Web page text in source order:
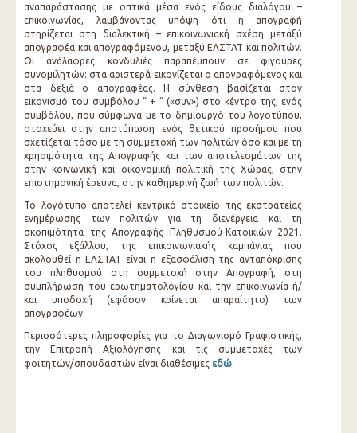
αναπαράστασης με οπτικά μέσα ενός είδους διαλόγου –
επικοινωνίας, λαμβάνοντας υπόψη ότι η απογραφή
στηρίζεται στη διαλεκτική – επικοινωνιακή σχέση μεταξύ
απογραφέα και απογραφόμενου, μεταξύ ΕΛΣΤΑΤ και πολιτών.
Οι ανάλαφρες κονδυλιές παραπέμπουν σε φιγούρες
συνομιλητών: στα αριστερά εικονίζεται ο απογραφόμενος και
στα δεξιά ο απογραφέας. Η σύνθεση βασίζεται στον
εικονισμό του συμβόλου “ + “ («συν») στο κέντρο της, ενός
συμβόλου, που σύμφωνα με το δημιουργό του λογοτύπου,
στοχεύει στην αποτύπωση ενός θετικού προσήμου που
σχετίζεται τόσο με τη συμμετοχή των πολιτών όσο και με τη
χρησιμότητα της Απογραφής και των αποτελεσμάτων της
στην κοινωνική και οικονομική πολιτική της Χώρας, στην
επιστημονική έρευνα, στην καθημερινή ζωή των πολιτών.
Το λογότυπο αποτελεί κεντρικό στοιχείο της εκστρατείας
ενημέρωσης των πολιτών για τη διενέργεια και τη
σκοπιμότητα της Απογραφής Πληθυσμού-Κατοικιών 2021.
Στόχος εξάλλου, της επικοινωνιακής καμπάνιας που
ακολουθεί η ΕΛΣΤΑΤ είναι η εξασφάλιση της ανταπόκρισης
του πληθυσμού στη συμμετοχή στην Απογραφή, στη
συμπλήρωση του ερωτηματολογίου και την επικοινωνία ή/
και υποδοχή (εφόσον κρίνεται απαραίτητο) των
απογραφέων.
Περισσότερες πληροφορίες για το Διαγωνισμό Γραφιστικής,
την Επιτροπή Αξιολόγησης και τις συμμετοχές των
φοιτητών/σπουδαστών είναι διαθέσιμες εδώ.